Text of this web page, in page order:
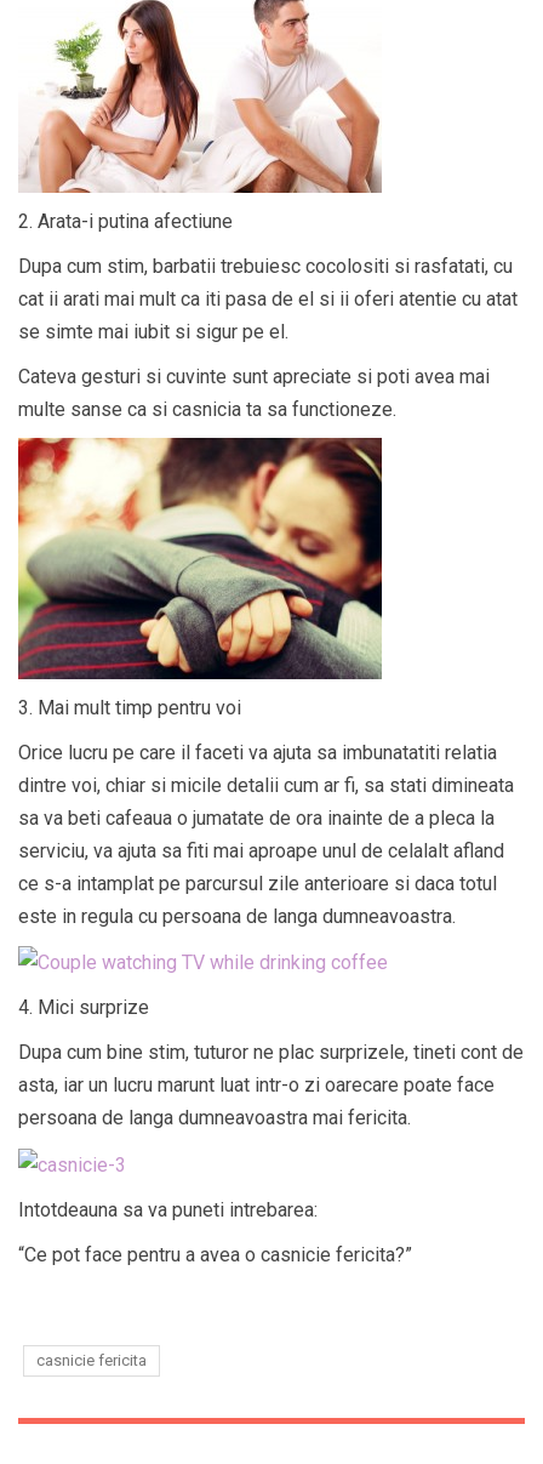
2. Arata-i putina afectiune
Dupa cum stim, barbatii trebuiesc cocolositi si rasfatati, cu
cat ii arati mai mult ca iti pasa de el si ii oferi atentie cu atat
se simte mai iubit si sigur pe el.
Cateva gesturi si cuvinte sunt apreciate si poti avea mai
multe sanse ca si casnicia ta sa functioneze.
3. Mai mult timp pentru voi
Orice lucru pe care il faceti va ajuta sa imbunatatiti relatia
dintre voi, chiar si micile detalii cum ar fi, sa stati dimineata
sa va beti cafeaua o jumatate de ora inainte de a pleca la
serviciu, va ajuta sa fiti mai aproape unul de celalalt afland
ce s-a intamplat pe parcursul zile anterioare si daca totul
este in regula cu persoana de langa dumneavoastra.
4. Mici surprize
Dupa cum bine stim, tuturor ne plac surprizele, tineti cont de
asta, iar un lucru marunt luat intr-o zi oarecare poate face
persoana de langa dumneavoastra mai fericita.
Intotdeauna sa va puneti intrebarea:
“Ce pot face pentru a avea o casnicie fericita?”
casnicie fericita